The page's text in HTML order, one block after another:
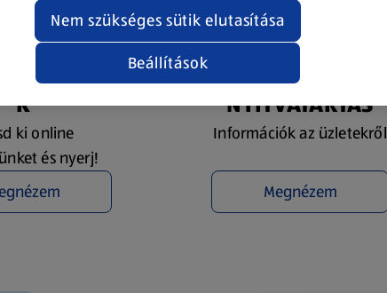
K
ki online
és nyerj!
ÜZLETKERESŐ ÉS
NYITVATARTÁS
Információk az üzletekről
Megnézem
Beállítások
Nem szükséges sütik elutasítása